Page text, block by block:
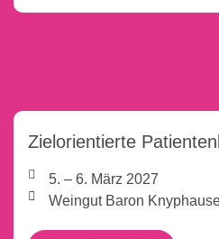
Zielorientierte
5. – 6. März 2027
Weingut Baron